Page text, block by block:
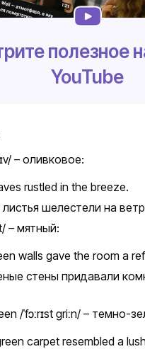
полезное
YouTube
– оливковое:
rustled in the breeze.
шелестели на
– мятный:
walls gave the room a
стены придавали
/ˈfɔːrɪst ɡriːn/ – темно-
carpet resembled a